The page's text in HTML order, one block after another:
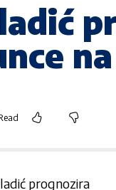
prognozira